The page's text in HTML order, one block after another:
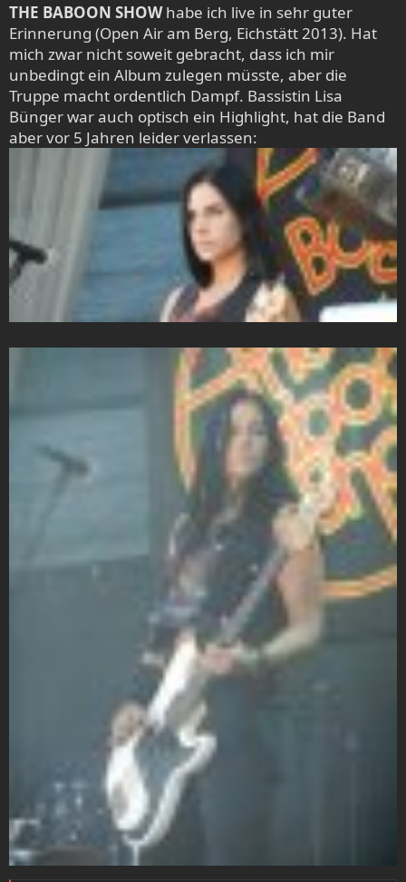
THE BABOON SHOWhabe ich live in sehr guter
Erinnerung (Open Air am Berg, Eichstätt 2013). Hat
mich zwar nicht soweit gebracht, dass ich mir
unbedingt ein Album zulegen müsste, aber die
Truppe macht ordentlich Dampf. Bassistin Lisa
Bünger war auch optisch ein Highlight, hat die Band
aber vor 5 Jahren leider verlassen: